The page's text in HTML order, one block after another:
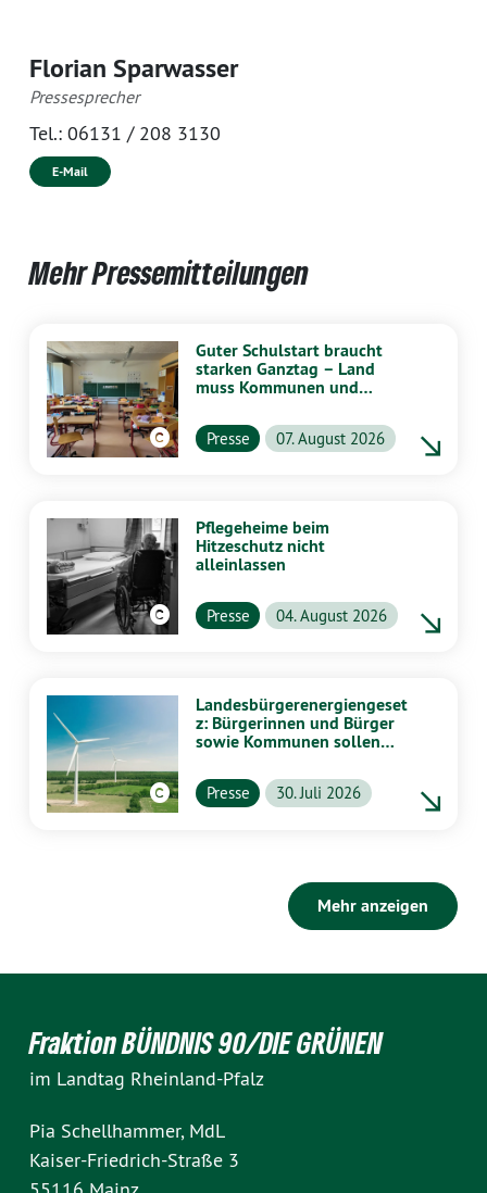
Florian Sparwasser
Pressesprecher
Tel.: 06131 / 208 3130
E-Mail
Mehr Pressemitteilungen
Guter Schulstart braucht
starken Ganztag – Land
muss Kommunen und
unterstützen
Presse 07. August 2026
Pflegeheime beim
Hitzeschutz nicht
alleinlassen
Presse 04. August 2026
Landesbürgerenergiengeset
z: Bürgerinnen und Bürger
sowie Kommunen sollen
profitieren
Presse 30. Juli 2026
Mehr anzeigen
Fraktion BÜNDNIS 90/DIE GRÜNEN
im Landtag Rheinland-Pfalz
Pia Schellhammer, MdL
Kaiser-Friedrich-Straße 3